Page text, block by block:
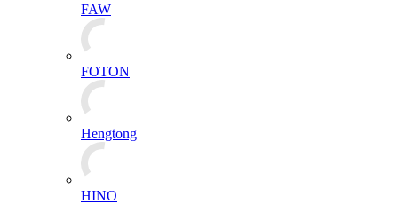
FAW
FOTON
Hengtong
HINO